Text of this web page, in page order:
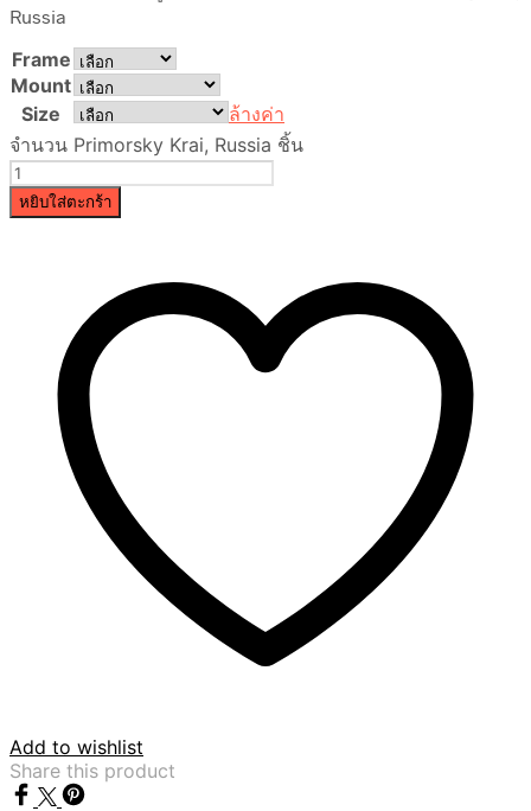
Russia
Frame
Mount
Size
ล้างค่า
จำนวน Primorsky Krai, Russia ชิ้น
หยิบใส่ตะกร้า
Add to wishlist
Share this product